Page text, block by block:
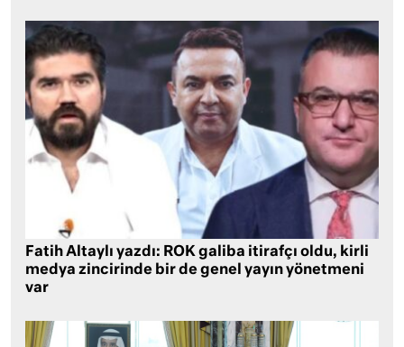
Fatih Altaylı yazdı: ROK galiba itirafçı oldu, kirli
medya zincirinde bir de genel yayın yönetmeni
var